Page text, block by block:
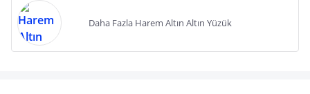
Daha Fazla Harem Altın Altın Yüzük